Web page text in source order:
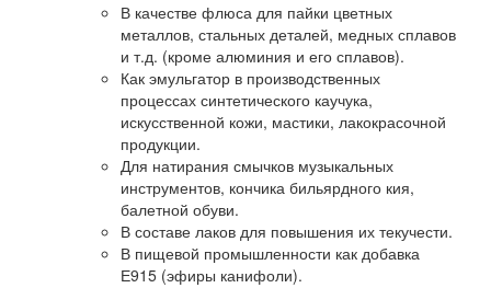
В качестве флюса для пайки цветных
металлов, стальных деталей, медных сплавов
и т.д. (кроме алюминия и его сплавов).
Как эмульгатор в производственных
процессах синтетического каучука,
искусственной кожи, мастики, лакокрасочной
продукции.
Для натирания смычков музыкальных
инструментов, кончика бильярдного кия,
балетной обуви.
В составе лаков для повышения их текучести.
В пищевой промышленности как добавка
Е915 (эфиры канифоли).